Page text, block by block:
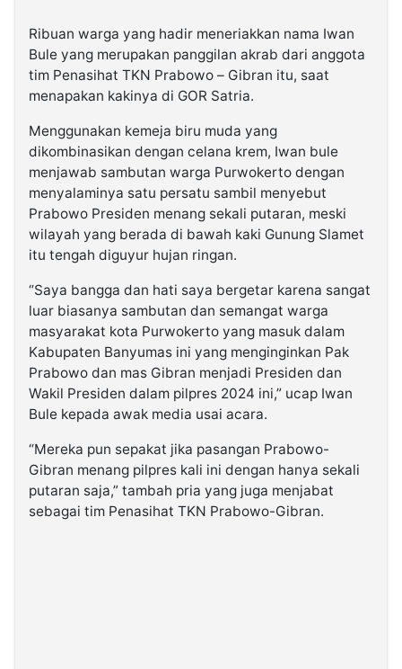
Ribuan warga yang hadir meneriakkan nama Iwan
Bule yang merupakan panggilan akrab dari anggota
tim Penasihat TKN Prabowo – Gibran itu, saat
menapakan kakinya di GOR Satria.
Menggunakan kemeja biru muda yang
dikombinasikan dengan celana krem, Iwan bule
menjawab sambutan warga Purwokerto dengan
menyalaminya satu persatu sambil menyebut
Prabowo Presiden menang sekali putaran, meski
wilayah yang berada di bawah kaki Gunung Slamet
itu tengah diguyur hujan ringan.
“Saya bangga dan hati saya bergetar karena sangat
luar biasanya sambutan dan semangat warga
masyarakat kota Purwokerto yang masuk dalam
Kabupaten Banyumas ini yang menginginkan Pak
Prabowo dan mas Gibran menjadi Presiden dan
Wakil Presiden dalam pilpres 2024 ini,” ucap Iwan
Bule kepada awak media usai acara.
“Mereka pun sepakat jika pasangan Prabowo-
Gibran menang pilpres kali ini dengan hanya sekali
putaran saja,” tambah pria yang juga menjabat
sebagai tim Penasihat TKN Prabowo-Gibran.